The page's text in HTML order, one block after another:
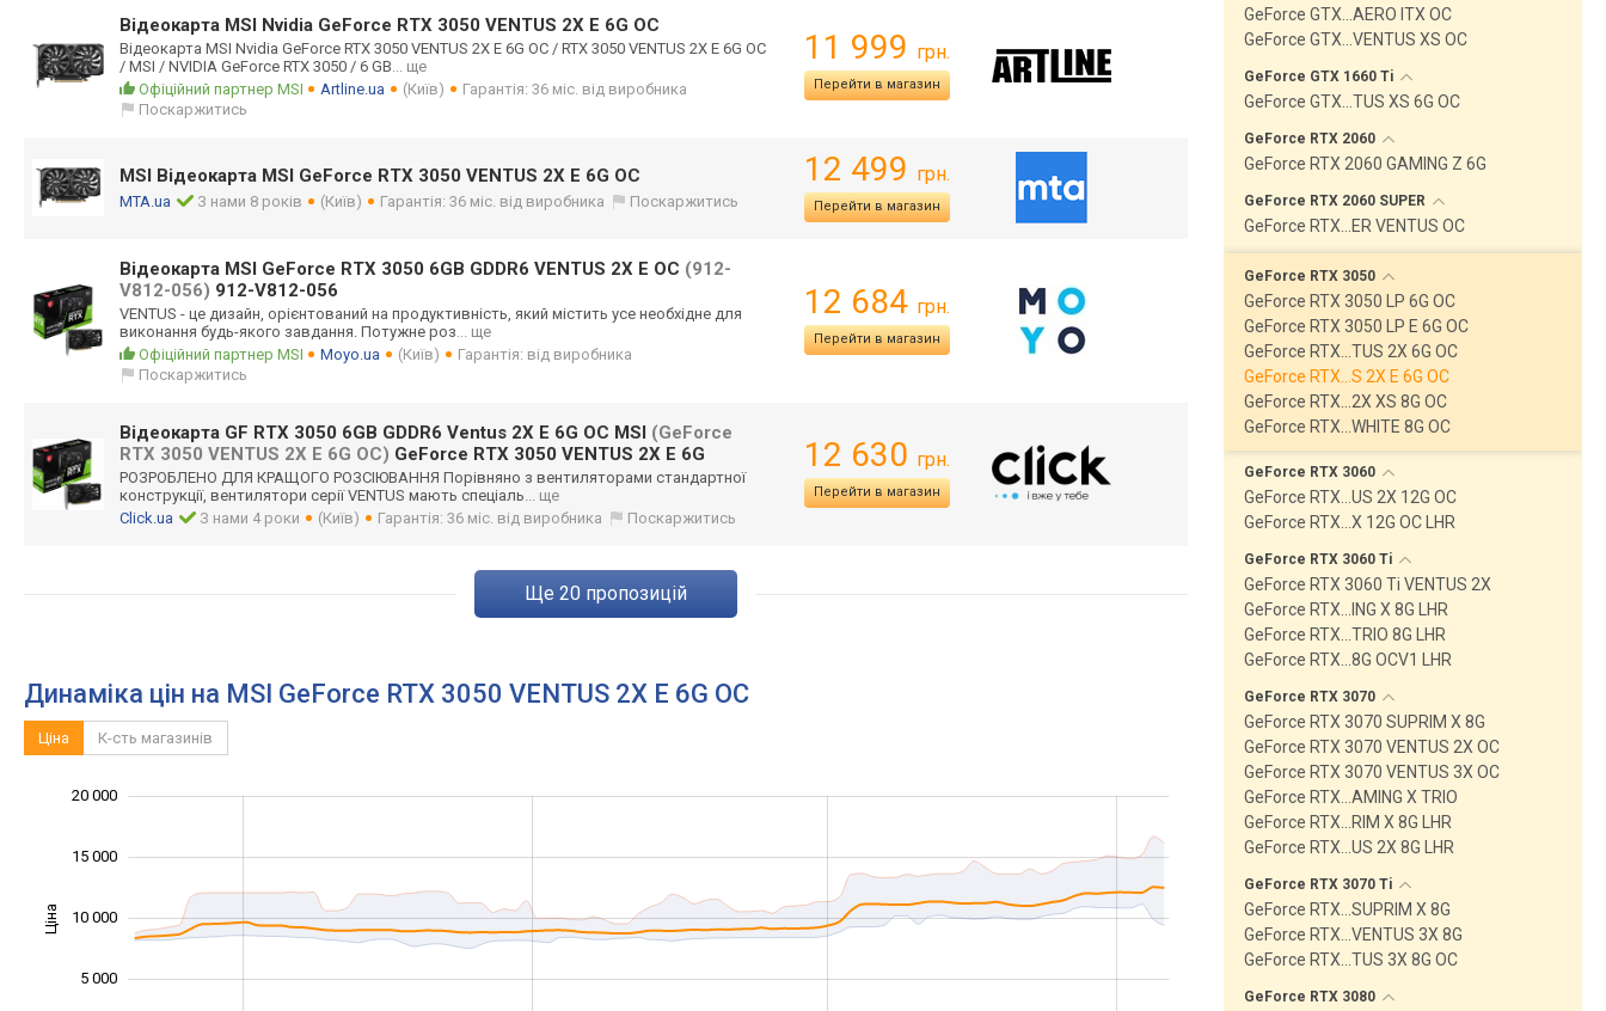
Відеокарта MSI Nvidia GeForce RTX 3050 VENTUS 2X E 6G OC
Відеокарта MSI Nvidia GeForce RTX 3050 VENTUS 2X E 6G OC / RTX 3050 VENTUS 2X E 6G OC
/ MSI / NVIDIA GeForce RTX 3050 / 6 GB... ще
Офіційний партнер MSI
Artline.ua (Київ)
Гарантія: 36 міс. від виробника
Поскаржитись
11 999 грн.
Перейти в магазин
MSI Відеокарта MSI GeForce RTX 3050 VENTUS 2X E 6G OC
MTA.ua З нами 8 років (Київ) Гарантія: 36 міс. від виробника Поскаржитись
12 499 грн.
Перейти в магазин
Відеокарта MSI GeForce RTX 3050 6GB GDDR6 VENTUS 2X E OC (912-
V812-056) 912-V812-056
VENTUS - це дизайн, орієнтований на продуктивність, який містить усе необхідне для
виконання будь-якого завдання. Потужне роз... ще
Офіційний партнер MSI
Moyo.ua (Київ)
Гарантія: від виробника
Поскаржитись
12 684 грн.
Перейти в магазин
Відеокарта GF RTX 3050 6GB GDDR6 Ventus 2X E 6G OC MSI (GeForce
RTX 3050 VENTUS 2X E 6G OC) GeForce RTX 3050 VENTUS 2X E 6G
РОЗРОБЛЕНО ДЛЯ КРАЩОГО РОЗСІЮВАННЯ Порівняно з вентиляторами стандартної
конструкції, вентилятори серії VENTUS мають спеціаль... ще
Click.ua
З нами 4 роки (Київ) Гарантія: 36 міс. від виробника Поскаржитись
12 630 грн.
Перейти в магазин
ще 20 пропозицій
Динаміка цін на MSI GeForce RTX 3050 VENTUS 2X E 6G OC
Ціна К-сть магазинів
Ціна 10 000
5 000
10 000
15 000
20 000
GeForce GTX…AERO ITX OC
GeForce GTX…VENTUS XS OC
GeForce GTX 1660 Ti
GeForce GTX…TUS XS 6G OC
GeForce RTX 2060
GeForce RTX 2060 GAMING Z 6G
GeForce RTX 2060 SUPER
GeForce RTX…ER VENTUS OC
GeForce RTX 3050
GeForce RTX 3050 LP 6G OC
GeForce RTX 3050 LP E 6G OC
GeForce RTX…TUS 2X 6G OC
GeForce RTX…S 2X E 6G OC
GeForce RTX…2X XS 8G OC
GeForce RTX…WHITE 8G OC
GeForce RTX 3060
GeForce RTX…US 2X 12G OC
GeForce RTX…X 12G OC LHR
GeForce RTX 3060 Ti
GeForce RTX 3060 Ti VENTUS 2X
GeForce RTX…ING X 8G LHR
GeForce RTX…TRIO 8G LHR
GeForce RTX…8G OCV1 LHR
GeForce RTX 3070
GeForce RTX 3070 SUPRIM X 8G
GeForce RTX 3070 VENTUS 2X OC
GeForce RTX 3070 VENTUS 3X OC
GeForce RTX…AMING X TRIO
GeForce RTX…RIM X 8G LHR
GeForce RTX…US 2X 8G LHR
GeForce RTX 3070 Ti
GeForce RTX…SUPRIM X 8G
GeForce RTX…VENTUS 3X 8G
GeForce RTX…TUS 3X 8G OC
GeForce RTX 3080